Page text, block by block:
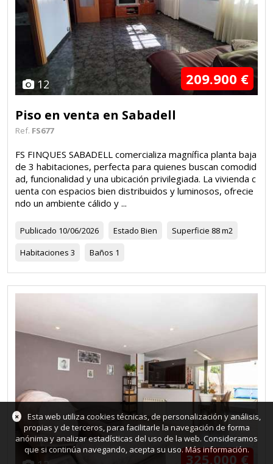
12 209.900 €
Piso en venta en Sabadell
Ref. FS677
FS FINQUES SABADELL comercializa magnífica planta baja
de 3 habitaciones, perfecta para quienes buscan comodid
ad, funcionalidad y una ubicación privilegiada. La vivienda c
uenta con espacios bien distribuidos y luminosos, ofrecie
ndo un ambiente cálido y ...
Publicado 10/06/2026 Estado Bien Superficie 88 m2
Habitaciones 3 Baños 1
325.000 €
×
Esta web utiliza cookies técnicas, de personalización y análisis,
propias y de terceros, para facilitarle la navegación de forma
anónima y analizar estadísticas del uso de la web. Consideramos
que si continúa navegando, acepta su uso.Más información.